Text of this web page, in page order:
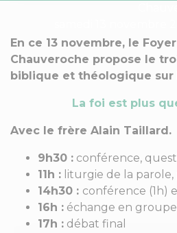
En ce 13 novembre, le
Chauveroche propose le
biblique et théologique sur
La foi est plus
Avec le frère Alain Taillard.
9h30 : conférence,
11h : liturgie de la
14h30 : conférence (1h)
16h : échange en
17h : débat final